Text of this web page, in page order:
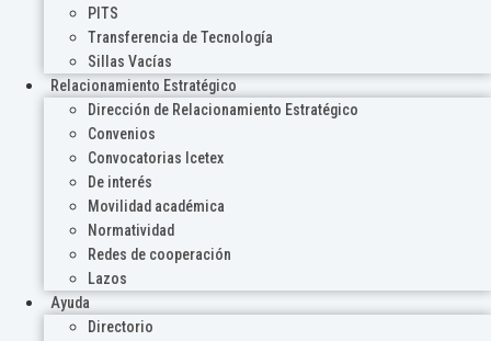
PITS
Transferencia de Tecnología
Sillas Vacías
Relacionamiento Estratégico
Dirección de Relacionamiento Estratégico
Convenios
Convocatorias Icetex
De interés
Movilidad académica
Normatividad
Redes de cooperación
Lazos
Ayuda
Directorio